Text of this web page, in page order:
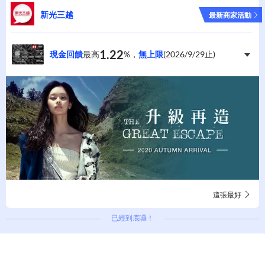
全台百貨 3C 家電
家飾家具
新光三越 最新商家活動
現金回饋最高1.22%， 無上限(2026/9/29止)
這張最好
已經到底囉！